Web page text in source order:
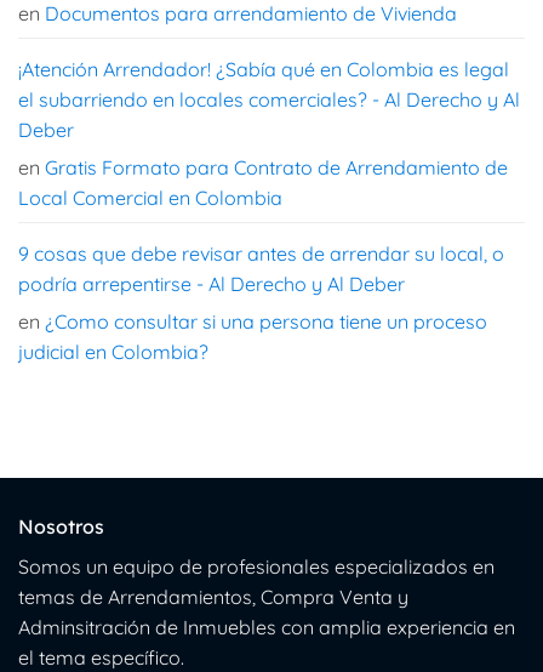
en Documentos para arrendamiento de Vivienda
¡Atención Arrendador! ¿Sabía qué en Colombia es legal
el subarriendo en locales comerciales? - Al Derecho y Al
Deber
en Gratis Formato para Contrato de Arrendamiento de
Local Comercial en Colombia
9 cosas que debe revisar antes de arrendar su local, o
podría arrepentirse - Al Derecho y Al Deber
en ¿Como consultar si una persona tiene un proceso
judicial en Colombia?
Nosotros
Somos un equipo de profesionales especializados en
temas de Arrendamientos, Compra Venta y
Adminsitración de Inmuebles con amplia experiencia en
el tema específico.